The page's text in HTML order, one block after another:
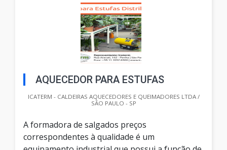
AQUECEDOR PARA ESTUFAS
ICATERM - CALDEIRAS AQUECEDORES E QUEIMADORES LTDA /
SÃO PAULO - SP
A formadora de salgados preços
correspondentes à qualidade é um